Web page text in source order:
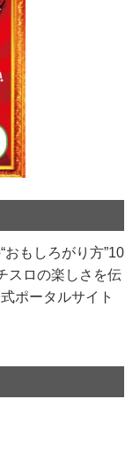
もしろがり方”10
スロの楽しさを伝
ポータルサイト